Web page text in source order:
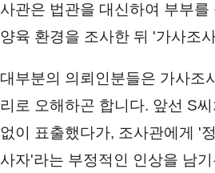
사관은 법관을 대신하여 부부
양육 환경을 조사한 뒤 '가사조
대부분의 의뢰인분들은 가사조
리로 오해하곤 합니다. 앞선 S
없이 표출했다가, 조사관에게 '
사자'라는 부정적인 인상을 남